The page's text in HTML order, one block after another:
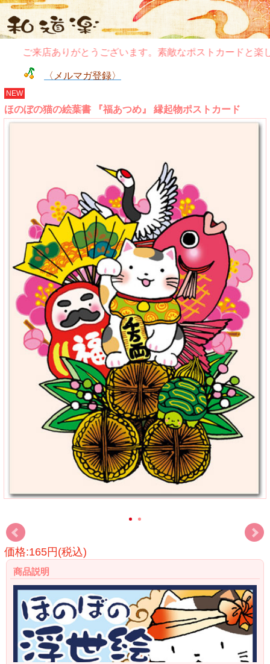
ご来店ありがとうございます。素敵なポストカードと楽し
〈メルマガ登録〉
NEW
ほのぼの猫の絵葉書 『福あつめ』 縁起物ポストカード
価格:165円(税込)
商品説明